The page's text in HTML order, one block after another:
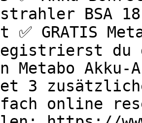
BSA
✅ GRATIS
du
Metabo
3
online